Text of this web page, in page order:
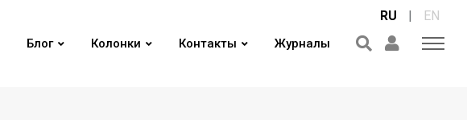
Блог Колонки Контакты Журналы
RU | EN